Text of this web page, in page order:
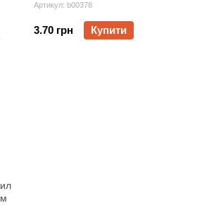
Артикул: b00378
3.70 грн Купити